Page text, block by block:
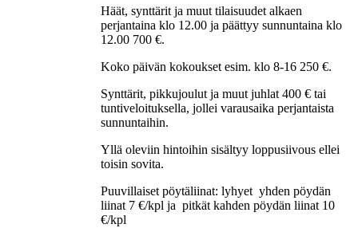
Häät, synttärit ja muut tilaisuudet alkaen
perjantaina klo 12.00 ja päättyy sunnuntaina klo
12.00 700 €.
Koko päivän kokoukset esim. klo 8-16 250 €.
Synttärit, pikkujoulut ja muut juhlat 400 € tai
tuntiveloituksella, jollei varausaika perjantaista
sunnuntaihin.
Yllä oleviin hintoihin sisältyy loppusiivous ellei
toisin sovita.
Puuvillaiset pöytäliinat: lyhyet yhden pöydän
liinat 7 €/kpl ja pitkät kahden pöydän liinat 10
€/kpl